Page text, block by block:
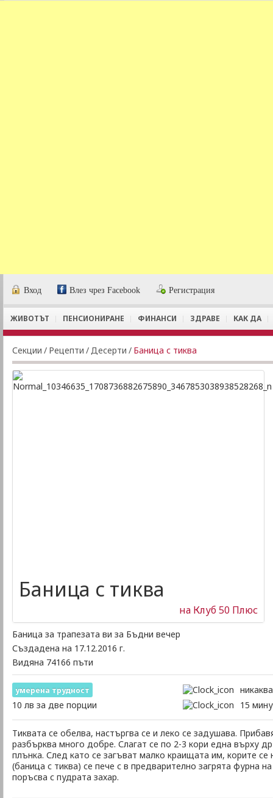
Вход Влез чрез Facebook Регистрация
ЖИВОТЪТ ПЕНСИОНИРАНЕ ФИНАНСИ ЗДРАВЕ КАК ДА
Секции / Рецепти /Десерти / Баница с тиква
Баница с тиква
на Клуб 50 Плюс
Баница за трапезата ви за Бъдни вечер
Създадена на 17.12.2016 г.
Видяна 74166 пъти
умеренa трудност
10 лв за две порции
15
Тиквата се обелва, настъргва се и леко се задушава.
разбърква много добре. Слагат се по 2-3 кори една върху
плънка. След като се загъват малко краищата им, корите
(баница с тиква) се пече с в предварително загрята фурна
поръсва с пудрата захар.